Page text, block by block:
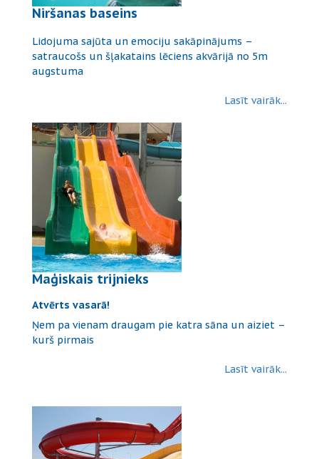
Niršanas baseins
Lidojuma sajūta un emociju sakāpinājums –
satraucošs un šļakatains lēciens akvārijā no 5m
augstuma
Lasīt vairāk...
Maģiskais trijnieks
Atvērts vasarā!
Ņem pa vienam draugam pie katra sāna un aiziet –
kurš pirmais
Lasīt vairāk...